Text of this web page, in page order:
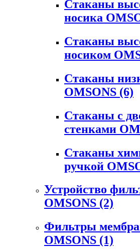
Стаканы
носика
Стаканы
носиком
Стаканы
OMSONS (6)
Стаканы с
стенками
Стаканы
ручкой
Устройство
OMSONS (2)
Фильтры
OMSONS (1)